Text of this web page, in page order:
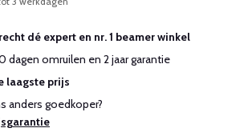
dé expert en nr. 1 beamer winkel
dagen omruilen en 2 jaar garantie
laagste prijs
anders goedkoper?